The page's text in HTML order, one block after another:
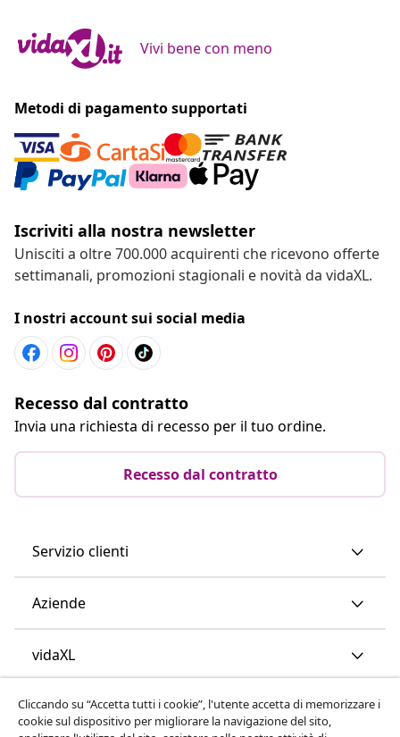
Vivi bene con meno
Metodi di pagamento supportati
Iscriviti alla nostra newsletter
Unisciti a oltre 700.000 acquirenti che ricevono offerte
settimanali, promozioni stagionali e novità da vidaXL.
I nostri account sui social media
Recesso dal contratto
Invia una richiesta di recesso per il tuo ordine.
Recesso dal contratto
Servizio clienti
Aziende
vidaXL
Scopri di più
Cliccando su “Accetta tutti i cookie”, l'utente accetta di memorizzare i
cookie sul dispositivo per migliorare la navigazione del sito,